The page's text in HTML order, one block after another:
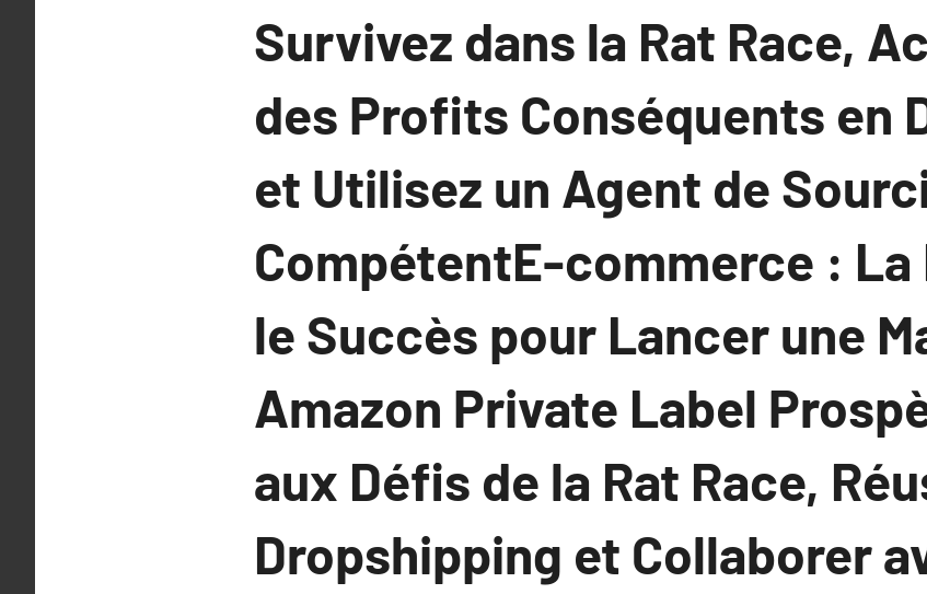
Survivez dans la Rat Race,
des Profits Conséquents en
et Utilisez un Agent de
CompétentE-commerce : La
le Succès pour Lancer une
Amazon Private Label
aux Défis de la Rat Race,
Dropshipping et Collaborer